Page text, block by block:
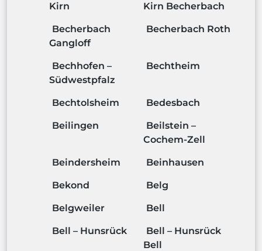
Kirn
Kirn Becherbach
Becherbach
Gangloff
Becherbach Roth
Bechhofen –
Südwestpfalz
Bechtheim
Bechtolsheim Bedesbach
Beilingen
Beilstein –
Cochem-Zell
Beindersheim Beinhausen
Bekond Belg
Belgweiler Bell
Bell – Hunsrück
Bell – Hunsrück
Bell